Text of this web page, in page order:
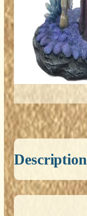
Description